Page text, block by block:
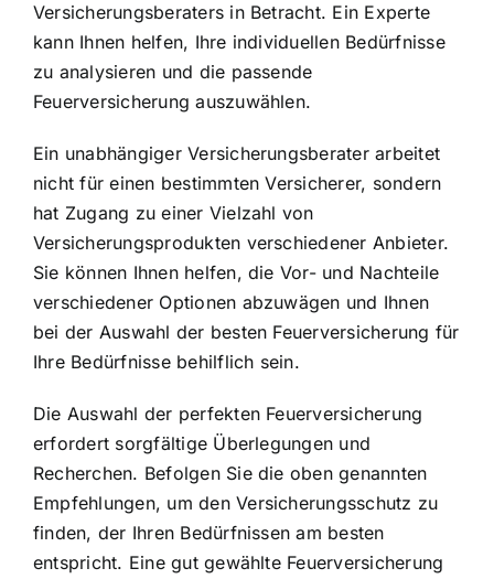
Versicherungsberaters in Betracht. Ein Experte
kann Ihnen helfen, Ihre individuellen Bedürfnisse
zu analysieren und die passende
Feuerversicherung auszuwählen.
Ein unabhängiger Versicherungsberater arbeitet
nicht für einen bestimmten Versicherer, sondern
hat Zugang zu einer Vielzahl von
Versicherungsprodukten verschiedener Anbieter.
Sie können Ihnen helfen, die Vor- und Nachteile
verschiedener Optionen abzuwägen und Ihnen
bei der Auswahl der besten Feuerversicherung für
Ihre Bedürfnisse behilflich sein.
Die Auswahl der perfekten Feuerversicherung
erfordert sorgfältige Überlegungen und
Recherchen. Befolgen Sie die oben genannten
Empfehlungen, um den Versicherungsschutz zu
finden, der Ihren Bedürfnissen am besten
entspricht. Eine gut gewählte Feuerversicherung